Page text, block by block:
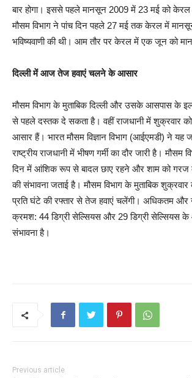
बार होगा। इससे पहले मानसून 2009 में 23 मई को
मौसम विभाग ने पांच दिन पहले 27 मई तक केरल में
भविष्यवाणी की थी। आम तौर पर केरल में एक जून को
दिल्ली में आज तेज हवाएं चलने के आसार
मौसम विभाग के मुताबिक दिल्ली और उसके आसपास के
से पहले दस्तक दे सकता है। वहीं राजधानी में शुक्रवार
आसार हैं। भारत मौसम विज्ञान विभाग (आईएमडी) ने यह
राष्ट्रीय राजधानी में भीषण गर्मी का दौर जारी है। मौसम
दिन में आंशिक रूप से बादल छाए रहने और शाम को गरज
की संभावना जताई है। मौसम विभाग के मुताबिक
प्रति घंटे की रफ्तार से तेज हवाएं चलेंगी। अधिकतम और
क्रमश: 44 डिग्री सेल्सियस और 29 डिग्री सेल्सियस
संभावना है।
Previous article